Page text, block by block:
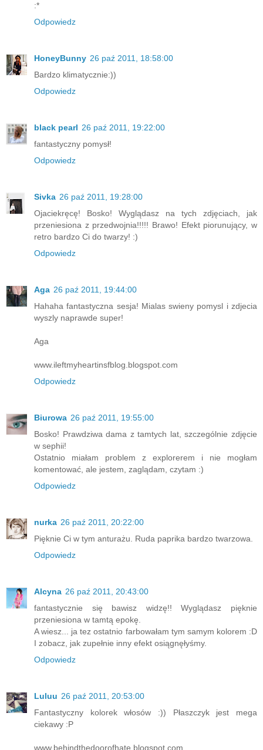
:*
Odpowiedz
HoneyBunny 26 paź 2011, 18:58:00
Bardzo klimatycznie:))
Odpowiedz
black pearl 26 paź 2011, 19:22:00
fantastyczny pomysł!
Odpowiedz
Sivka 26 paź 2011, 19:28:00
Ojaciekręcę! Bosko! Wyglądasz na tych zdjęciach, jak
przeniesiona z przedwojnia!!!!! Brawo! Efekt piorunujący, w
retro bardzo Ci do twarzy! :)
Odpowiedz
Aga 26 paź 2011, 19:44:00
Hahaha fantastyczna sesja! Mialas swieny pomysl i zdjecia
wyszly naprawde super!
Aga
www.ileftmyheartinsfblog.blogspot.com
Odpowiedz
Biurowa 26 paź 2011, 19:55:00
Bosko! Prawdziwa dama z tamtych lat, szczególnie zdjęcie
w sephii!
Ostatnio miałam problem z explorerem i nie mogłam
komentować, ale jestem, zaglądam, czytam :)
Odpowiedz
nurka 26 paź 2011, 20:22:00
Pięknie Ci w tym anturażu. Ruda paprika bardzo twarzowa.
Odpowiedz
Alcyna 26 paź 2011, 20:43:00
fantastycznie się bawisz widzę!! Wyglądasz pięknie
przeniesiona w tamtą epokę.
A wiesz... ja tez ostatnio farbowałam tym samym kolorem :D
I zobacz, jak zupełnie inny efekt osiągnęłyśmy.
Odpowiedz
Luluu 26 paź 2011, 20:53:00
Fantastyczny kolorek włosów :)) Płaszczyk jest mega
ciekawy :P
www.behindthedoorofhate.blogspot.com